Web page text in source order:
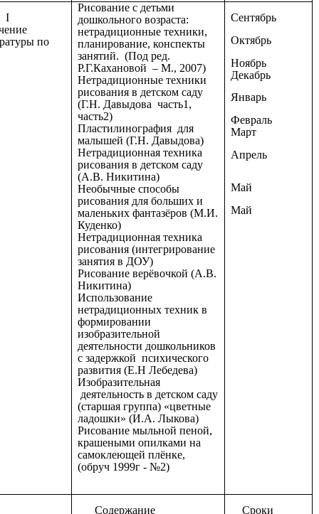
по
Рисование с детьми
дошкольного возраста:
нетрадиционные техники,
планирование, конспекты
занятий. (Под ред.
Р.Г.Кахановой – М., 2007)
Нетрадиционные техники
рисования в детском саду
(Г.Н. Давыдова часть1,
часть2)
Пластилинография для
малышей (Г.Н. Давыдова)
Нетрадиционная техника
рисования в детском саду
(А.В. Никитина)
Необычные способы
рисования для больших и
маленьких фантазёров (М.И.
Куденко)
Нетрадиционная техника
рисования (интегрирование
занятия в ДОУ)
Рисование верёвочкой (А.В.
Никитина)
Использование
нетрадиционных техник в
формировании
изобразительной
деятельности дошкольников
с задержкой психического
развития (Е.Н Лебедева)
Изобразительная
деятельность в детском саду
(старшая группа) «цветные
ладошки» (И.А. Лыкова)
Рисование мыльной пеной,
крашеными опилками на
самоклеющей плёнке,
(обруч 1999г - №2)
Сентябрь
Октябрь
Ноябрь
Декабрь
Январь
Февраль
Март
Апрель
Май
Май
Содержание Сроки